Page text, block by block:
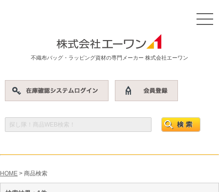
不織布バッグ・ラッピング資材の専門メーカー 株式会社エーワン
HOME > 商品検索